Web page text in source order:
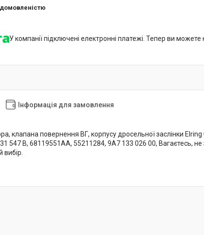
У компанії підключені електронні платежі. Тепер ви
Інформація для замовлення
клапана повернення ВГ, корпусу дросельної заслінки Elring
547 B, 68119551AA, 55211284, 9A7 133 026 00, Вагаєтесь, не